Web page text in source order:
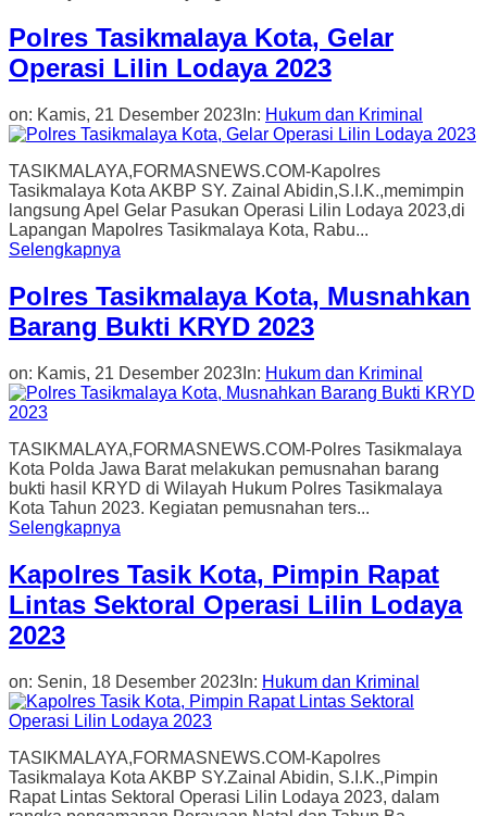
Polres Tasikmalaya Kota, Gelar
Operasi Lilin Lodaya 2023
on: Kamis, 21 Desember 2023 In: Hukum dan Kriminal
TASIKMALAYA,FORMASNEWS.COM-Kapolres
Tasikmalaya Kota AKBP SY. Zainal Abidin,S.I.K.,memimpin
langsung Apel Gelar Pasukan Operasi Lilin Lodaya 2023,di
Lapangan Mapolres Tasikmalaya Kota, Rabu...
Selengkapnya
Polres Tasikmalaya Kota, Musnahkan
Barang Bukti KRYD 2023
on: Kamis, 21 Desember 2023 In: Hukum dan Kriminal
TASIKMALAYA,FORMASNEWS.COM-Polres Tasikmalaya
Kota Polda Jawa Barat melakukan pemusnahan barang
bukti hasil KRYD di Wilayah Hukum Polres Tasikmalaya
Kota Tahun 2023. Kegiatan pemusnahan ters...
Selengkapnya
Kapolres Tasik Kota, Pimpin Rapat
Lintas Sektoral Operasi Lilin Lodaya
2023
on: Senin, 18 Desember 2023 In: Hukum dan Kriminal
TASIKMALAYA,FORMASNEWS.COM-Kapolres
Tasikmalaya Kota AKBP SY.Zainal Abidin, S.I.K.,Pimpin
Rapat Lintas Sektoral Operasi Lilin Lodaya 2023, dalam